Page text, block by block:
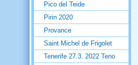
Pico del Teide
Pirin 2020
Provance
Saint Michel de Frigolet
Tenerife 27.3. 2022 Teno